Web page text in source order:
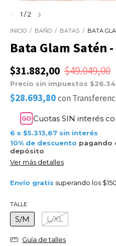
1 /2
INICIO / BAÑO / BATAS / BATA
Bata Glam Satén
$31.882,00 $49.049,00
Precio sin impuestos
$28.693,80con
Cuotas SIN interés
6 x $5.313,67 sin interés
10% de descuento pagando
depósito
Ver más detalles
Envío gratis superando los
TALLE
S/M L/XL
Guía de talles